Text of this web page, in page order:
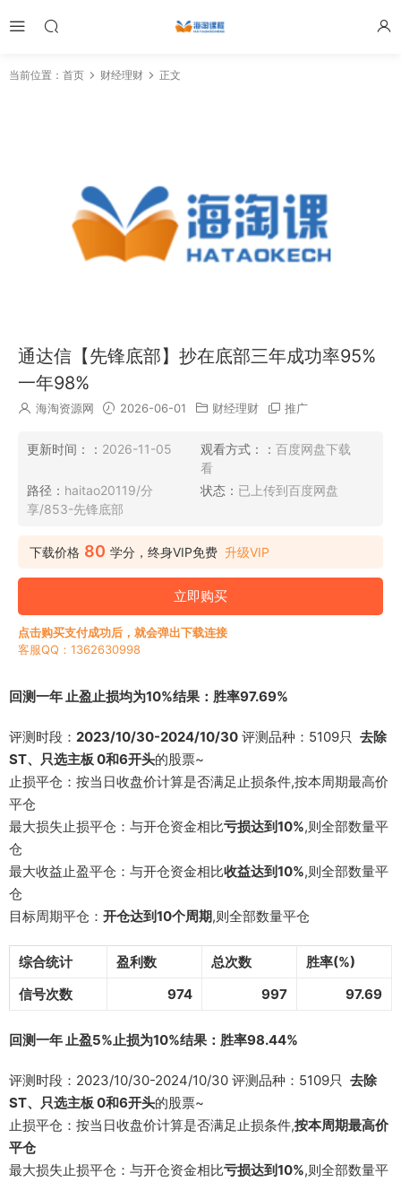
当前位置： 首页 财经理财 正文
通达信【先锋底部】抄在底部三年成功率95%
一年98%
海淘资源网 2026-06-01 财经理财 推广
更新时间：： 2026-11-05 观看方式：： 百度网盘下载
看
路径： haitao20119/分
享/853-先锋底部
状态： 已上传到百度网盘
下载价格 80 学分，终身VIP免费 升级VIP
立即购买
点击购买支付成功后，就会弹出下载连接
客服QQ：1362630998
回测一年 止盈止损均为10%结果：胜率97.69%
评测时段： 2023/10/30-2024/10/30 评测品种：5109只 去除
ST、只选主板 0和6开头的股票~
止损平仓：按当日收盘价计算是否满足止损条件,按本周期最高价
平仓
最大损失止损平仓：与开仓资金相比亏损达到10%,则全部数量平
仓
最大收益止盈平仓：与开仓资金相比收益达到10%,则全部数量平
仓
目标周期平仓： 开仓达到10个周期,则全部数量平仓
综合统计 盈利数 总次数
胜率(%)
信号次数
974 997 97.69
回测一年 止盈5%止损为10%结果：胜率98.44%
评测时段：2023/10/30-2024/10/30 评测品种：5109只 去除
ST、只选主板 0和6开头的股票~
止损平仓：按当日收盘价计算是否满足止损条件,按本周期最高价
平仓
最大损失止损平仓：与开仓资金相比亏损达到10%,则全部数量平